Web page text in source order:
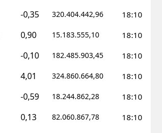
Yozgat
Zonguldak
Aksaray
Bayburt
Karaman
Kırıkkale
-0,35 320.404.442,96 18:10
0,90 15.183.555,10 18:10
-0,10 182.485.903,45 18:10
4,01 324.860.664,80 18:10
-0,59 18.244.862,28 18:10
0,13 82.060.867,78 18:10